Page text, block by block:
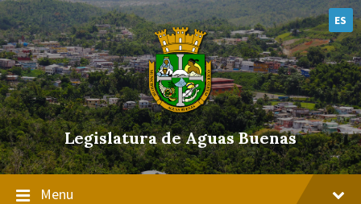
Skip
to
content
Skip
to
main
navigation
Skip
to
footer
ES
Legislatura de Aguas Buenas
Menu